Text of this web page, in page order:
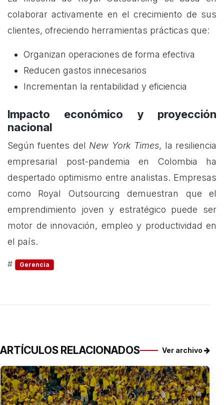
colaborar activamente en el crecimiento de sus
clientes, ofreciendo herramientas prácticas que:
Organizan operaciones de forma efectiva
Reducen gastos innecesarios
Incrementan la rentabilidad y eficiencia
Impacto económico y proyección
nacional
Según fuentes del New York Times, la resiliencia
empresarial post-pandemia en Colombia ha
despertado optimismo entre analistas. Empresas
como Royal Outsourcing demuestran que el
emprendimiento joven y estratégico puede ser
motor de innovación, empleo y productividad en
el país.
# Gerencia
ARTÍCULOS RELACIONADOS Ver archivo